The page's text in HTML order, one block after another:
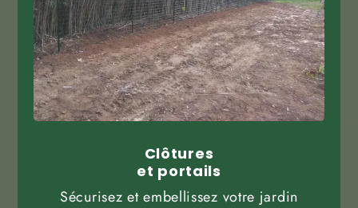
Clôtures
et portails
Sécurisez et embellissez votre jardin